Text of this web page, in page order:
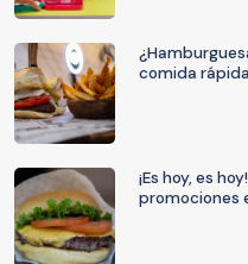
comida
¡Es hoy, es
promociones